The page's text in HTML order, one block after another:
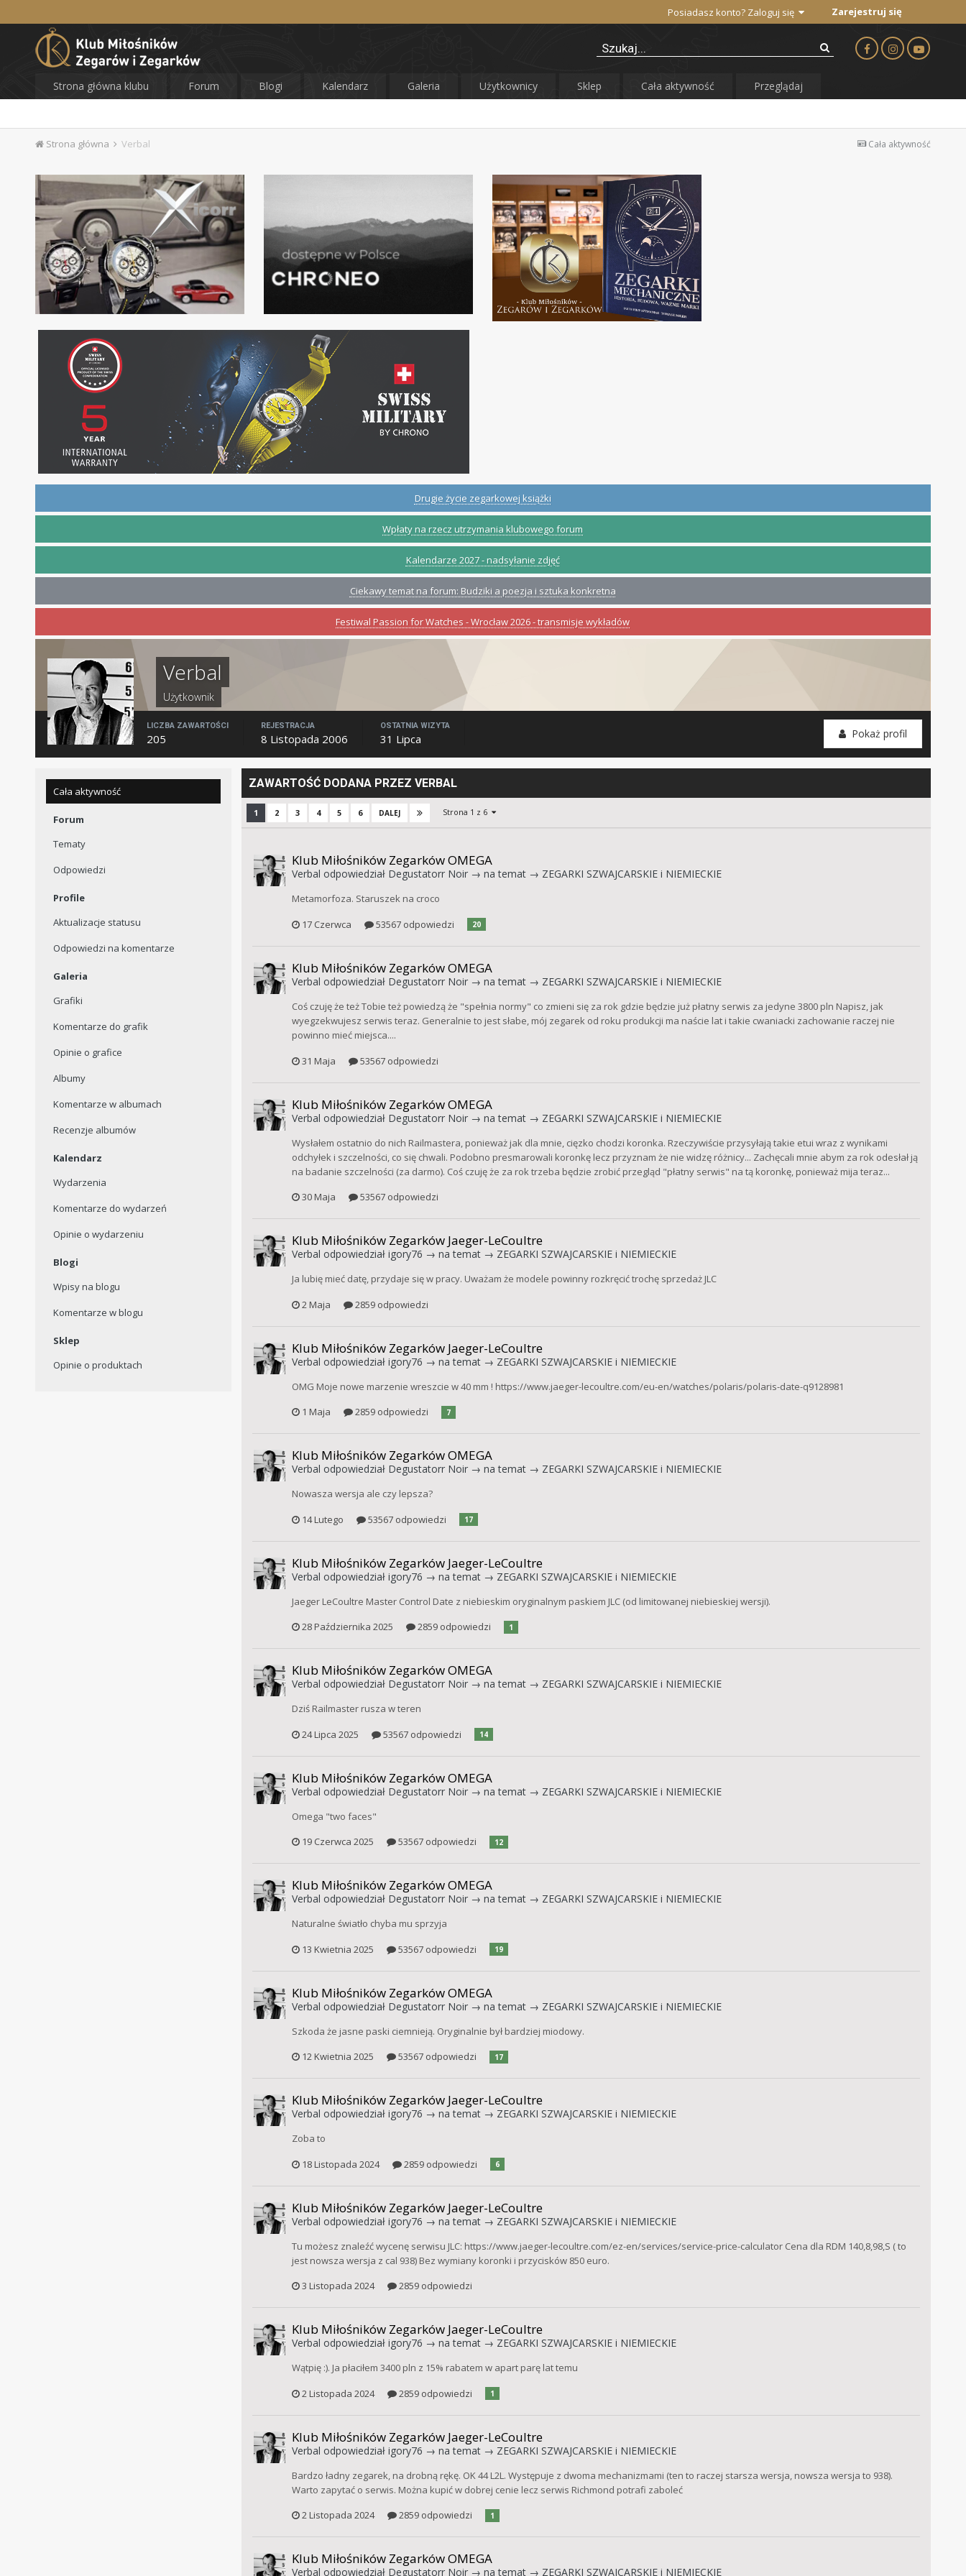
Posiadasz konto? Zaloguj się Zarejestruj się
Strona główna klubu Forum Blogi Kalendarz Galeria Użytkownicy Sklep Cała aktywność Przeglądaj
Cała aktywność
Strona główna Verbal
Drugie życie zegarkowej książki
Wpłaty na rzecz utrzymania klubowego forum
Kalendarze 2027 - nadsyłanie zdjęć
Ciekawy temat na forum: Budziki a poezja i sztuka konkretna
Festiwal Passion for Watches - Wrocław 2026 - transmisje wykładów
Verbal
Użytkownik
Pokaż profil
LICZBA ZAWARTOŚCI
205
REJESTRACJA
8 Listopada 2006
OSTATNIA WIZYTA
31 Lipca
Cała aktywność
Forum
Tematy
Odpowiedzi
Profile
Aktualizacje statusu
Odpowiedzi na komentarze
Galeria
Grafiki
Komentarze do grafik
Opinie o grafice
Albumy
Komentarze w albumach
Recenzje albumów
Kalendarz
Wydarzenia
Komentarze do wydarzeń
Opinie o wydarzeniu
Blogi
Wpisy na blogu
Komentarze w blogu
Sklep
Opinie o produktach
ZAWARTOŚĆ DODANA PRZEZ VERBAL
1 2 3 4 5 6 DALEJ Strona 1 z 6
Klub Miłośników Zegarków OMEGA
Verbal odpowiedział Degustatorr Noir→ na temat → ZEGARKI SZWAJCARSKIE i NIEMIECKIE
Metamorfoza. Staruszek na croco
17 Czerwca
53567 odpowiedzi 20
Klub Miłośników Zegarków OMEGA
Verbal odpowiedział Degustatorr Noir→ na temat → ZEGARKI SZWAJCARSKIE i NIEMIECKIE
Coś czuję że też Tobie też powiedzą że "spełnia normy" co zmieni się za rok gdzie będzie już płatny serwis za jedyne 3800 pln Napisz, jak
wyegzekwujesz serwis teraz. Generalnie to jest słabe, mój zegarek od roku produkcji ma naście lat i takie cwaniacki zachowanie raczej nie
powinno mieć miejsca....
31 Maja
53567 odpowiedzi
Klub Miłośników Zegarków OMEGA
Verbal odpowiedział Degustatorr Noir→ na temat → ZEGARKI SZWAJCARSKIE i NIEMIECKIE
Wysłałem ostatnio do nich Railmastera, ponieważ jak dla mnie, cięzko chodzi koronka. Rzeczywiście przysyłają takie etui wraz z wynikami
odchyłek i szczelności, co się chwali. Podobno presmarowali koronkę lecz przyznam że nie widzę różnicy... Zachęcali mnie abym za rok odesłał ją
na badanie szczelności (za darmo). Coś czuję że za rok trzeba będzie zrobić przegląd "płatny serwis" na tą koronkę, ponieważ mija teraz...
30 Maja
53567 odpowiedzi
Klub Miłośników Zegarków Jaeger-LeCoultre
Verbal odpowiedział igory76 → na temat → ZEGARKI SZWAJCARSKIE i NIEMIECKIE
Ja lubię mieć datę, przydaje się w pracy. Uważam że modele powinny rozkręcić trochę sprzedaż JLC
2 Maja
2859 odpowiedzi
Klub Miłośników Zegarków Jaeger-LeCoultre
Verbal odpowiedział igory76 → na temat → ZEGARKI SZWAJCARSKIE i NIEMIECKIE
OMG Moje nowe marzenie wreszcie w 40 mm ! https://www.jaeger-lecoultre.com/eu-en/watches/polaris/polaris-date-q9128981
1 Maja
2859 odpowiedzi 7
Klub Miłośników Zegarków OMEGA
Verbal odpowiedział Degustatorr Noir→ na temat → ZEGARKI SZWAJCARSKIE i NIEMIECKIE
Nowasza wersja ale czy lepsza?
14 Lutego
53567 odpowiedzi 17
Klub Miłośników Zegarków Jaeger-LeCoultre
Verbal odpowiedział igory76 → na temat → ZEGARKI SZWAJCARSKIE i NIEMIECKIE
Jaeger LeCoultre Master Control Date z niebieskim oryginalnym paskiem JLC (od limitowanej niebieskiej wersji).
28 Października 2025
2859 odpowiedzi 1
Klub Miłośników Zegarków OMEGA
Verbal odpowiedział Degustatorr Noir→ na temat → ZEGARKI SZWAJCARSKIE i NIEMIECKIE
Dziś Railmaster rusza w teren
24 Lipca 2025
53567 odpowiedzi 14
Klub Miłośników Zegarków OMEGA
Verbal odpowiedział Degustatorr Noir→ na temat → ZEGARKI SZWAJCARSKIE i NIEMIECKIE
Omega "two faces"
19 Czerwca 2025
53567 odpowiedzi 12
Klub Miłośników Zegarków OMEGA
Verbal odpowiedział Degustatorr Noir→ na temat → ZEGARKI SZWAJCARSKIE i NIEMIECKIE
Naturalne światło chyba mu sprzyja
13 Kwietnia 2025
53567 odpowiedzi 19
Klub Miłośników Zegarków OMEGA
Verbal odpowiedział Degustatorr Noir→ na temat → ZEGARKI SZWAJCARSKIE i NIEMIECKIE
Szkoda że jasne paski ciemnieją. Oryginalnie był bardziej miodowy.
12 Kwietnia 2025
53567 odpowiedzi 17
Klub Miłośników Zegarków Jaeger-LeCoultre
Verbal odpowiedział igory76 → na temat → ZEGARKI SZWAJCARSKIE i NIEMIECKIE
Zoba to
18 Listopada 2024
2859 odpowiedzi 6
Klub Miłośników Zegarków Jaeger-LeCoultre
Verbal odpowiedział igory76 → na temat → ZEGARKI SZWAJCARSKIE i NIEMIECKIE
Tu możesz znaleźć wycenę serwisu JLC: https://www.jaeger-lecoultre.com/ez-en/services/service-price-calculator Cena dla RDM 140,8,98,S ( to
jest nowsza wersja z cal 938) Bez wymiany koronki i przycisków 850 euro.
3 Listopada 2024
2859 odpowiedzi
Klub Miłośników Zegarków Jaeger-LeCoultre
Verbal odpowiedział igory76 → na temat → ZEGARKI SZWAJCARSKIE i NIEMIECKIE
Wątpię :). Ja płaciłem 3400 pln z 15% rabatem w apart parę lat temu
2 Listopada 2024
2859 odpowiedzi 1
Klub Miłośników Zegarków Jaeger-LeCoultre
Verbal odpowiedział igory76 → na temat → ZEGARKI SZWAJCARSKIE i NIEMIECKIE
Bardzo ładny zegarek, na drobną rękę. OK 44 L2L. Występuje z dwoma mechanizmami (ten to raczej starsza wersja, nowsza wersja to 938).
Warto zapytać o serwis. Można kupić w dobrej cenie lecz serwis Richmond potrafi zaboleć
2 Listopada 2024
2859 odpowiedzi 1
Klub Miłośników Zegarków OMEGA
Verbal odpowiedział Degustatorr Noir→ na temat → ZEGARKI SZWAJCARSKIE i NIEMIECKIE